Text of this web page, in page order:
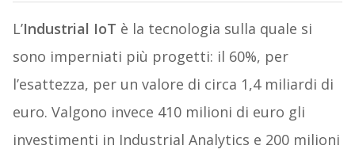
L’Industrial IoT è la tecnologia sulla quale si
sono imperniati più progetti: il 60%, per
l’esattezza, per un valore di circa 1,4 miliardi di
euro. Valgono invece 410 milioni di euro gli
investimenti in Industrial Analytics e 200 milioni